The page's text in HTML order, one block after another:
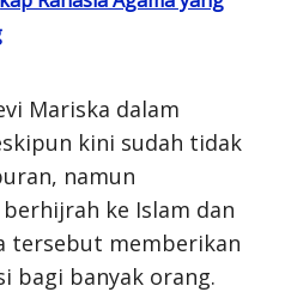
Mariska dalam
kini sudah tidak
namun
ke Islam dan
tersebut memberikan
bagi banyak orang.